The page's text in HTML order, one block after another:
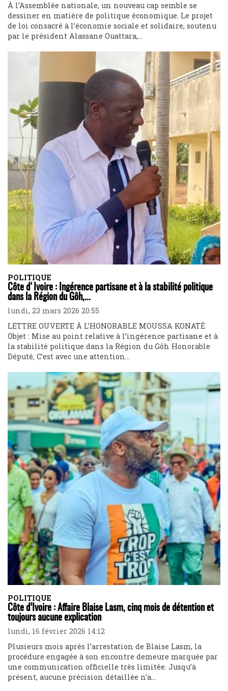
À l’Assemblée nationale, un nouveau cap semble se
dessiner en matière de politique économique. Le projet
de loi consacré à l’économie sociale et solidaire, soutenu
par le président Alassane Ouattara,...
POLITIQUE
Côte d'Ivoire : Ingérence partisane et à la stabilité politique
dans la Région du Gôh,...
lundi, 23 mars 2026 20:55
LETTRE OUVERTE À L’HONORABLE MOUSSA KONATÉ
Objet : Mise au point relative à l’ingérence partisane et à
la stabilité politique dans la Région du Gôh Honorable
Député, C’est avec une attention...
POLITIQUE
Côte d’Ivoire : Affaire Blaise Lasm, cinq mois de détention et
toujours aucune explication
lundi, 16 février 2026 14:12
Plusieurs mois après l’arrestation de Blaise Lasm, la
procédure engagée à son encontre demeure marquée par
une communication officielle très limitée. Jusqu’à
présent, aucune précision détaillée n’a...